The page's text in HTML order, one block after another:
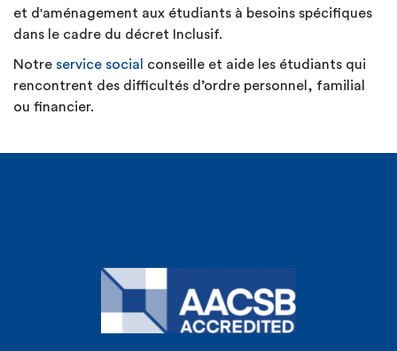
et d'aménagement aux étudiants à besoins spécifiques
dans le cadre du décret Inclusif.
Notre service social
conseille et aide les étudiants qui
rencontrent des difficultés d’ordre personnel, familial
ou financier.